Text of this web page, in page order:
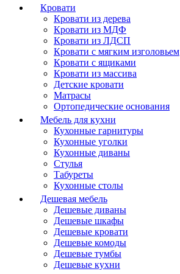
Кровати
Кровати из дерева
Кровати из МДФ
Кровати из ЛДСП
Кровати с мягким изголовьем
Кровати с ящиками
Кровати из массива
Детские кровати
Матрасы
Ортопедические основания
Мебель для кухни
Кухонные гарнитуры
Кухонные уголки
Кухонные диваны
Стулья
Табуреты
Кухонные столы
Дешевая мебель
Дешевые диваны
Дешевые шкафы
Дешевые кровати
Дешевые комоды
Дешевые тумбы
Дешевые кухни